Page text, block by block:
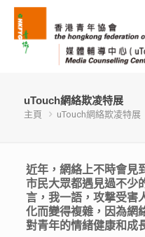
uTouch網絡欺凌特展
主頁 uTouch網絡欺凌特展
近年，網絡上不時會見
市民大眾都遇見過不少
言，我一語，攻撃受害
化而變得複雜，因為網
對青年的情緒健康和成